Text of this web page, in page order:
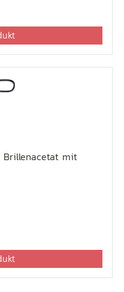
Brillenacetat mit